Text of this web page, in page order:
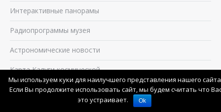
Интерактивные панорамы
Радиопрограммы музея
Астрономические новости
Карта Калуги космической
Музей в Просмотре улиц Google
Мы используем куки для наилучшего представления нашего
Если Вы продолжите использовать сайт, мы будем считать что
это устраивает.
Ok